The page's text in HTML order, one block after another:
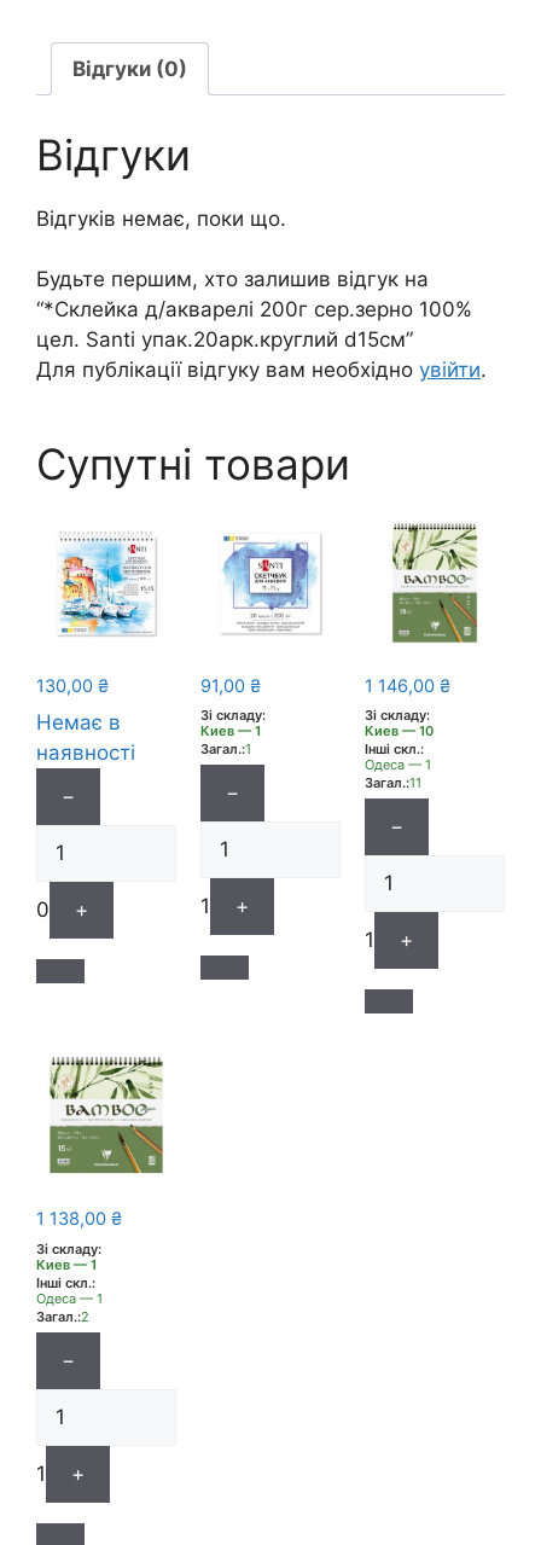
100%
цел.
Santi
d15см
Відгуки (0)
Відгуки
Відгуків немає, поки що.
Будьте першим, хто залишив відгук на
“*Склейка д/акварелі 200г сер.зерно 100%
цел. Santi упак.20арк.круглий d15см”
Для публікації відгуку вам необхідно увійти.
Супутні товари
130,00 ₴
Немає в
наявності
−
0 +
91,00 ₴
Зі складу:
Киев — 1
Загал.:1
−
1 +
1 146,00 ₴
Зі складу:
Киев — 10
Інші скл.:
Одеса — 1
Загал.:11
−
1 +
1 138,00 ₴
Зі складу:
Киев — 1
Інші скл.:
Одеса — 1
Загал.:2
−
1 +